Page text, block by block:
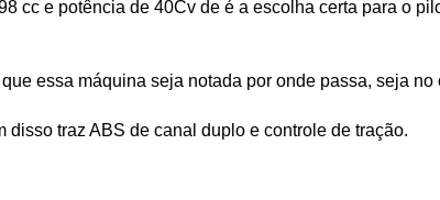
cc e potência de 40Cv de é a escolha certa para o
essa máquina seja notada por onde passa, seja no
traz ABS de canal duplo e controle de tração.